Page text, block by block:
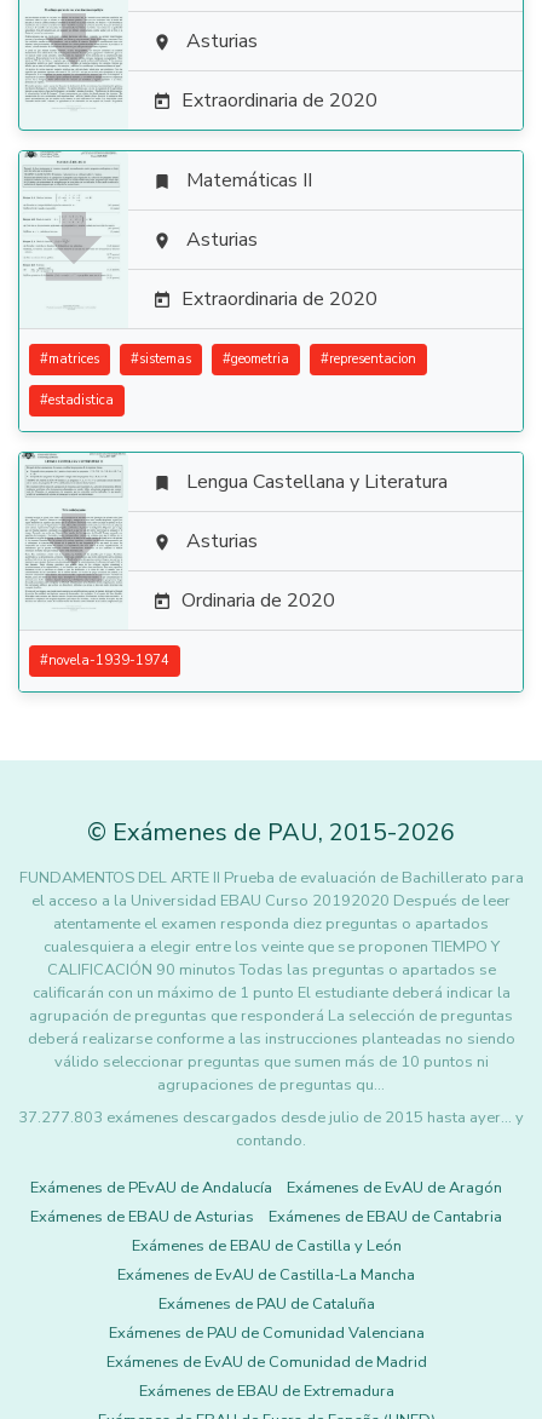
  Asturias
 Extraordinaria de 2020

 Matemáticas II
 Asturias
 Extraordinaria de 2020
#matrices #sistemas #geometria #representacion
#estadistica

 Lengua Castellana y Literatura
 Asturias
 Ordinaria de 2020
#novela-1939-1974
© Exámenes de PAU, 2015-2026
FUNDAMENTOS DEL ARTE II Prueba de evaluación de Bachillerato para
el acceso a la Universidad EBAU Curso 20192020 Después de leer
atentamente el examen responda diez preguntas o apartados
cualesquiera a elegir entre los veinte que se proponen TIEMPO Y
CALIFICACIÓN 90 minutos Todas las preguntas o apartados se
calificarán con un máximo de 1 punto El estudiante deberá indicar la
agrupación de preguntas que responderá La selección de preguntas
deberá realizarse conforme a las instrucciones planteadas no siendo
válido seleccionar preguntas que sumen más de 10 puntos ni
agrupaciones de preguntas qu…
37.277.803 exámenes descargados desde julio de 2015 hasta ayer... y
contando.
Exámenes de PEvAU de Andalucía
Exámenes de EvAU de Aragón
Exámenes de EBAU de Asturias
Exámenes de EBAU de Cantabria
Exámenes de EBAU de Castilla y León
Exámenes de EvAU de Castilla-La Mancha
Exámenes de PAU de Cataluña
Exámenes de PAU de Comunidad Valenciana
Exámenes de EvAU de Comunidad de Madrid
Exámenes de EBAU de Extremadura